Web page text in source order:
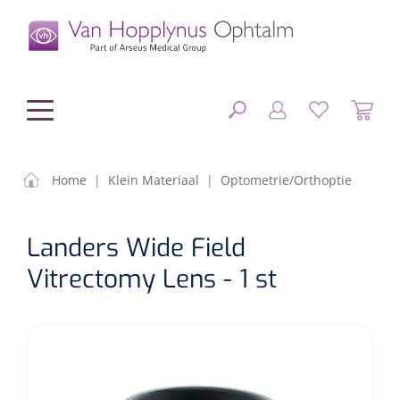
Chirurgisch materiaal
Diagnostiek
FILTEREN
Home | Klein Materiaal | Optometrie/Orthoptie
Landers Wide Field
Vitrectomy Lens - 1 st